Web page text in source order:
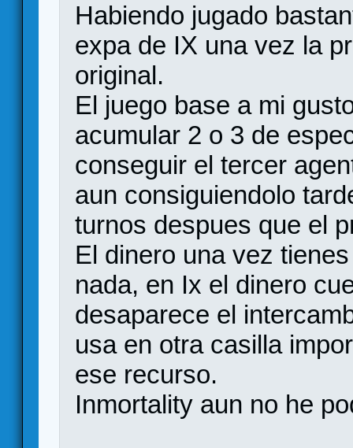
Habiendo jugado
expa de IX una vez la
original.
El juego base a mi
acumular 2 o 3 de
conseguir el tercer
aun consiguiendolo
turnos despues que el
El dinero una vez
nada, en Ix el dinero
desaparece el
usa en otra casilla
ese recurso.
Inmortality aun no he